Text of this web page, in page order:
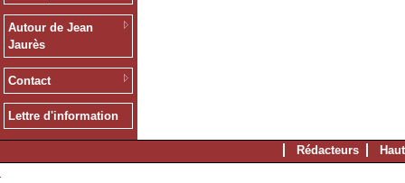
Autour de Jean
Jaurès
Contact
Lettre d'information
Rédacteurs